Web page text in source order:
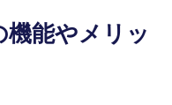
能やメリッ